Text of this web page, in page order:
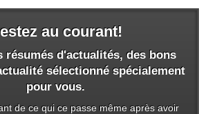
au courant!
résumés d'actualités, des bons
sélectionné spécialement
pour vous.
de ce qui ce passe même après avoir